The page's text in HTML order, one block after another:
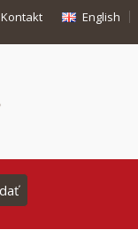
Kontakt English